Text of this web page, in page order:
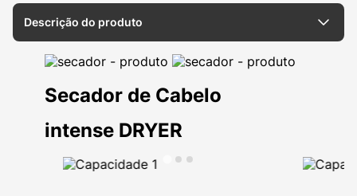
Descrição do produto
Secador de Cabelo
intense DRYER